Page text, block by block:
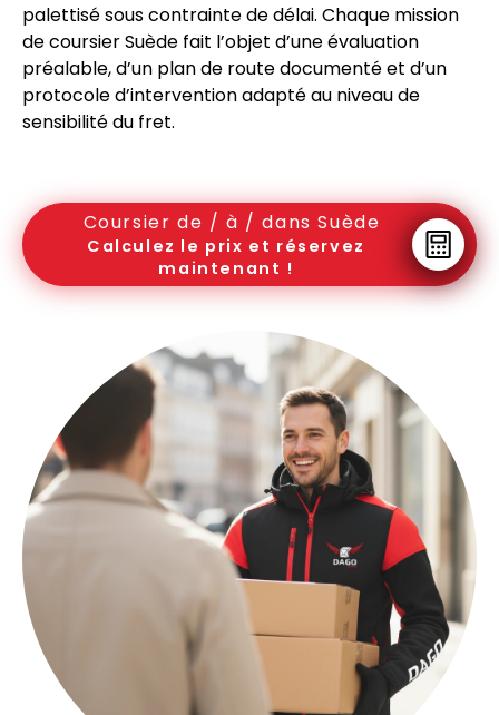
palettisé sous contrainte de délai. Chaque mission
de coursier Suède fait l’objet d’une évaluation
préalable, d’un plan de route documenté et d’un
protocole d’intervention adapté au niveau de
sensibilité du fret.
Coursier de / à / dans Suède
Calculez le prix et réservez
maintenant !